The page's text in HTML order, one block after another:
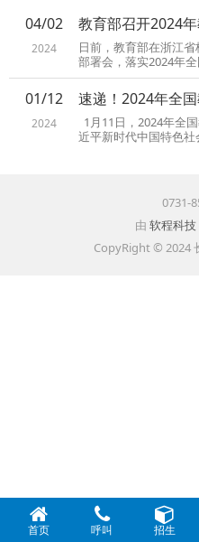
04/02
2024
教育部召开2024
日前，教育部在浙江
部署会，落实2024年
01/12
2024
速递！2024年全
1月11日，2024年全
近平新时代中国特色社
0731-
由 软程科技
CopyRight © 2024
首页 呼叫 招生